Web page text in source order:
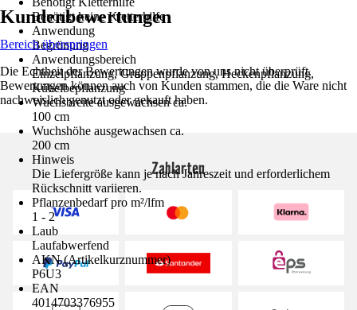
Benötigt keine Kletterhilfe
Anwendung
Begrünung
Anwendungsbereich
Einzelpflanzung, Gruppenpflanzung, Heckenpflanzung,
Kübelbepflanzung
Wuchsbreite ausgewachsen ca.
100 cm
Wuchshöhe ausgewachsen ca.
200 cm
Hinweis
Die Liefergröße kann je nach Jahreszeit und erforderlichem
Rückschnitt variieren.
Pflanzenbedarf pro m²/lfm
1 - 2
Laub
Laufabwerfend
AKN (Artikelkurznummer)
P6U3
EAN
4014703376955
Kundenbewertungen
Bereich überspringen
Die Echtheit der Bewertungen wurde von uns nicht überprüft.
Bewertungen können auch von Kunden stammen, die die Ware nicht
nachweislich genutzt oder gekauft haben.
Zahlarten